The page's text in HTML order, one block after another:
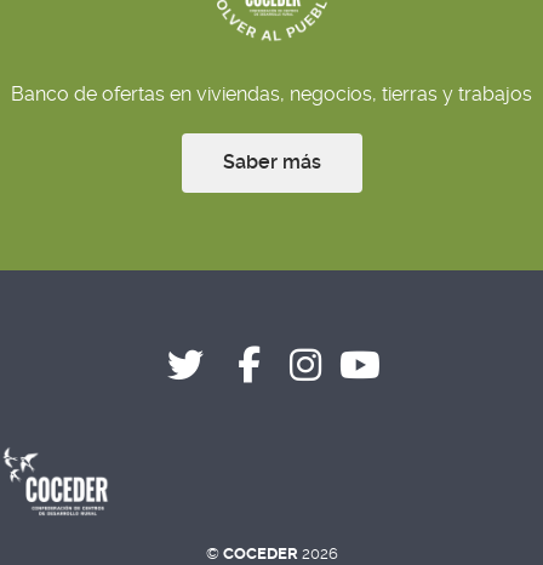
Banco de ofertas en viviendas, negocios, tierras y trabajos
Saber más
© COCEDER 2026